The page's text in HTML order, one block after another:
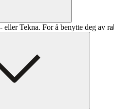
Tekna. For å benytte deg av